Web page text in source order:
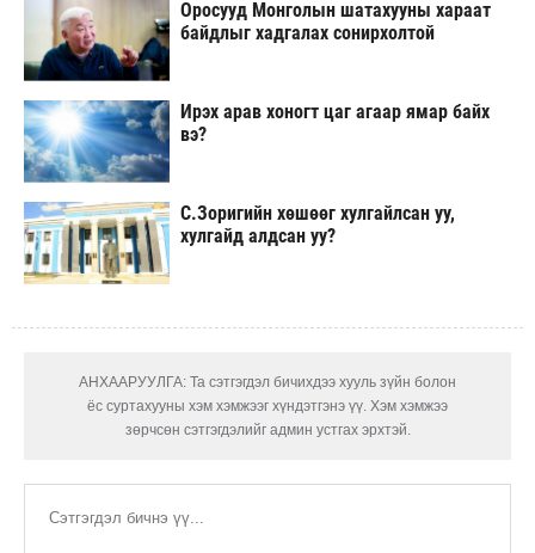
Оросууд Монголын шатахууны хараат
байдлыг хадгалах сонирхолтой
Ирэх арав хоногт цаг агаар ямар байх
вэ?
С.Зоригийн хөшөөг хулгайлсан уу,
хулгайд алдсан уу?
АНХААРУУЛГА: Та сэтгэгдэл бичихдээ хууль зүйн болон
ёс суртахууны хэм хэмжээг хүндэтгэнэ үү. Хэм хэмжээ
зөрчсөн сэтгэгдэлийг админ устгах эрхтэй.